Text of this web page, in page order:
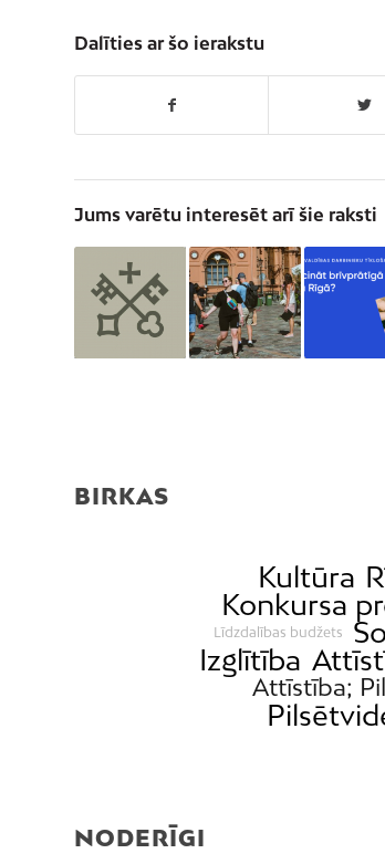
Dalīties ar šo ierakstu
Jums varētu interesēt arī šie raksti
BIRKAS
Kultūra
Konkursa
Līdzdalības budžets
Izglītība
Attīstība;
NODERĪGI